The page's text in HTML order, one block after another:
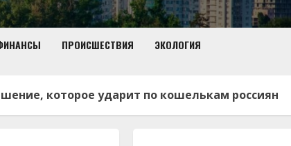
ПРОИСШЕСТВИЯ ЭКОЛОГИЯ
которое ударит по кошелькам россиян